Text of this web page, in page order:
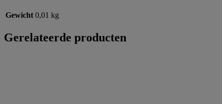
Gewicht 0,01 kg
Gerelateerde producten